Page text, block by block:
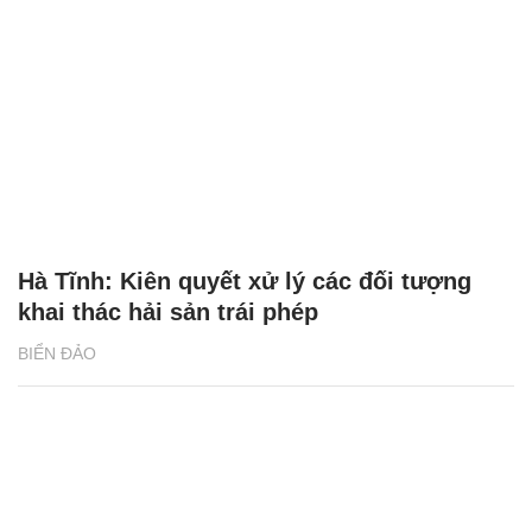
BIỂN ĐẢO
Hà Tĩnh: Kiên quyết xử lý các đối tượng
khai thác hải sản trái phép